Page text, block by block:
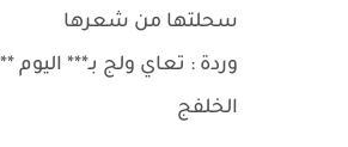
سحلتها من شعرها
وردة : تعاي ولج بـ*** اليوم
الخلفج